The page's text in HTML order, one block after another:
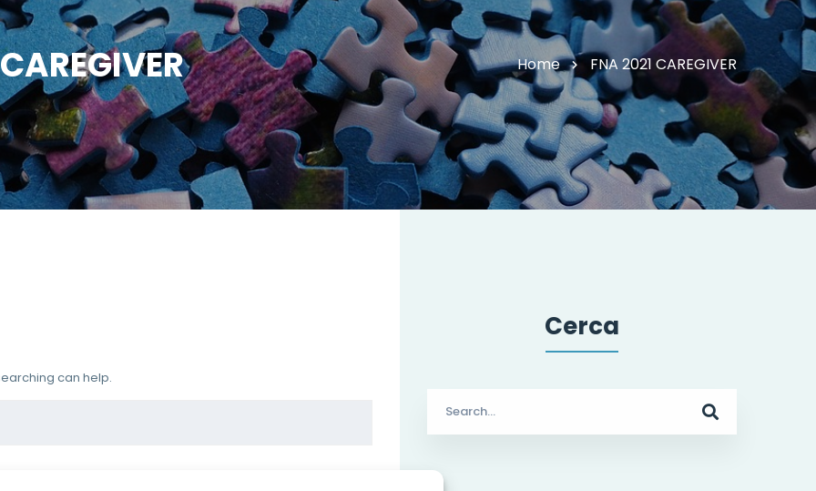
Home FNA 2021 CAREGIVER
can help.
Cerca
for: